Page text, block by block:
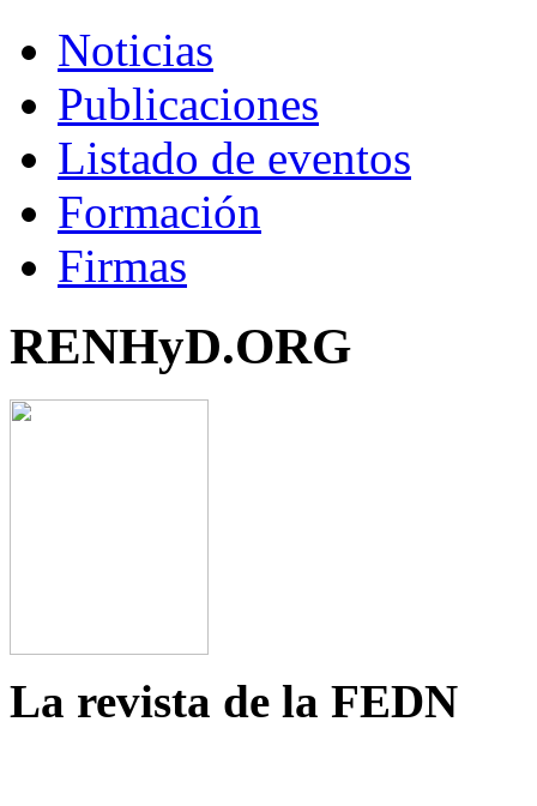
Noticias
Publicaciones
Listado de eventos
Formación
Firmas
RENHyD.ORG
La revista de la FEDN